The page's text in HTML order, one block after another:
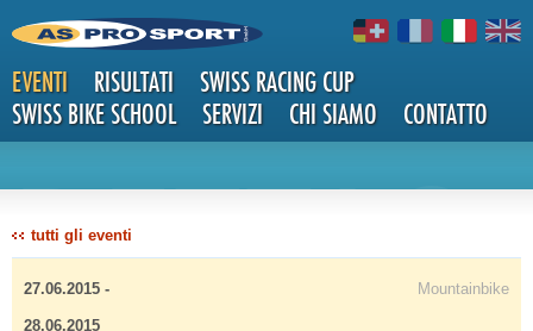
EVENTI RISULTATI
SWISS RACING CUP
SWISS BIKE SCHOOL
SERVIZI CHI SIAMO CONTATTO
DETTAG
tutti gli eventi
27.06.2015 -
28.06.2015
Mountainbike